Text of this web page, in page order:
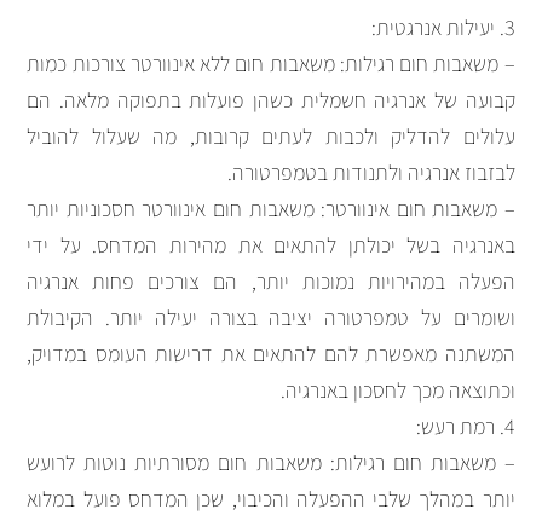
3. יעילות אנרגטית:
– משאבות חום רגילות: משאבות חום ללא אינוורטר צורכות כמות
קבועה של אנרגיה חשמלית כשהן פועלות בתפוקה מלאה. הם
עלולים להדליק ולכבות לעתים קרובות, מה שעלול להוביל
לבזבוז אנרגיה ולתנודות בטמפרטורה.
– משאבות חום אינוורטר: משאבות חום אינוורטר חסכוניות יותר
באנרגיה בשל יכולתן להתאים את מהירות המדחס. על ידי
הפעלה במהירויות נמוכות יותר, הם צורכים פחות אנרגיה
ושומרים על טמפרטורה יציבה בצורה יעילה יותר. הקיבולת
המשתנה מאפשרת להם להתאים את דרישות העומס במדויק,
וכתוצאה מכך לחסכון באנרגיה.
4. רמת רעש:
– משאבות חום רגילות: משאבות חום מסורתיות נוטות לרועש
יותר במהלך שלבי ההפעלה והכיבוי, שכן המדחס פועל במלוא